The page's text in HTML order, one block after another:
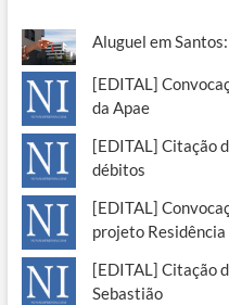
Aluguel em
[EDITAL]
da Apae
[EDITAL] Citação
débitos
[EDITAL]
projeto
[EDITAL] Citação
Sebastião